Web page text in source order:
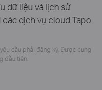
dữ liệu và lịch sử
dịch vụ cloud Tapo
cầu phải đăng ký. Được cung
đầu tiên.